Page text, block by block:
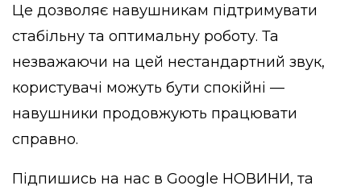
Це дозволяє навушникам підтримувати
стабільну та оптимальну роботу. Та
незважаючи на цей нестандартний звук,
користувачі можуть бути спокійні —
навушники продовжують працювати
справно.
Підпишись на нас в Google НОВИНИ, та